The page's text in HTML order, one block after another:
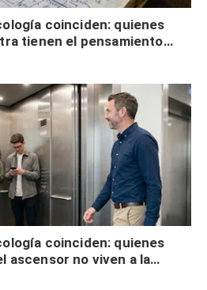
coinciden: quienes
tienen el pensamiento
por desinterés
coinciden: quienes
ascensor no viven a la
social